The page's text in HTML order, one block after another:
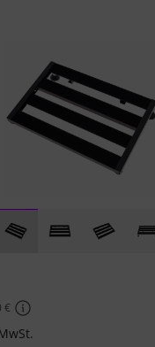
€